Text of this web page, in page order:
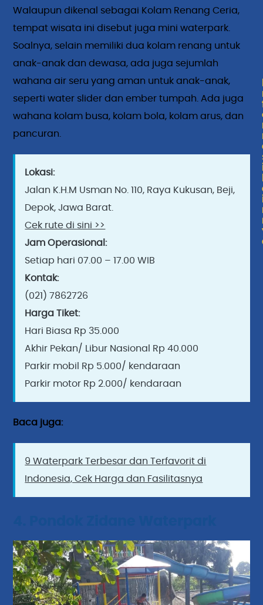
Walaupun dikenal sebagai Kolam Renang Ceria,
tempat wisata ini disebut juga mini waterpark.
Soalnya, selain memiliki dua kolam renang untuk
anak-anak dan dewasa, ada juga sejumlah
wahana air seru yang aman untuk anak-anak,
seperti water slider dan ember tumpah. Ada juga
wahana kolam busa, kolam bola, kolam arus, dan
pancuran.
Lokasi:
Jalan K.H.M Usman No. 110, Raya Kukusan, Beji,
Depok, Jawa Barat.
Cek rute di sini >>
Jam Operasional:
Setiap hari 07.00 – 17.00 WIB
Kontak:
(021) 7862726
Harga Tiket:
Hari Biasa Rp 35.000
Akhir Pekan/ Libur Nasional Rp 40.000
Parkir mobil Rp 5.000/ kendaraan
Parkir motor Rp 2.000/ kendaraan
Baca juga:
9 Waterpark Terbesar dan Terfavorit di
Indonesia, Cek Harga dan Fasilitasnya